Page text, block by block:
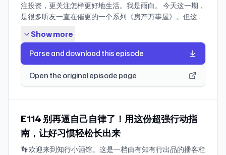
注投资，更关注怎样更好地生活。我是雨白。 今天这一期，
是很多听友一直在催更的一个系列《房产万事屋》。但这一
白说，过去几次录房产万事屋的时候，我的内心多少会有些
担忧。房地产市场这几年分化得太厉害了，每个城市、家庭
面对的情况都不一样。当我们在节目里侃侃而谈那些数字的
涨跌、城市之间的差异，也许有人听完之后会庆幸自己的决
策正确，但也一定会有人感到失落，甚至是焦虑。 房子对中
分。在过去，房子在中国家庭的资产里，往往占到六七成，
甚至更高。但这几年，很多人突然发现：我们过去理解房子
的那套逻辑，好像不再那么确定了。 有的家庭在考虑要不要
卖掉一套房子，有的家庭在犹豫还要不要买房，也有很多家
Show more
Parse and download this episode
Open the original episode page
E114 别再逼自己自律了！用这份超强行动指
南，让好习惯轻松长出来
👣 欢迎来到知行小酒馆。这是一档由有知有行出品的播客栏